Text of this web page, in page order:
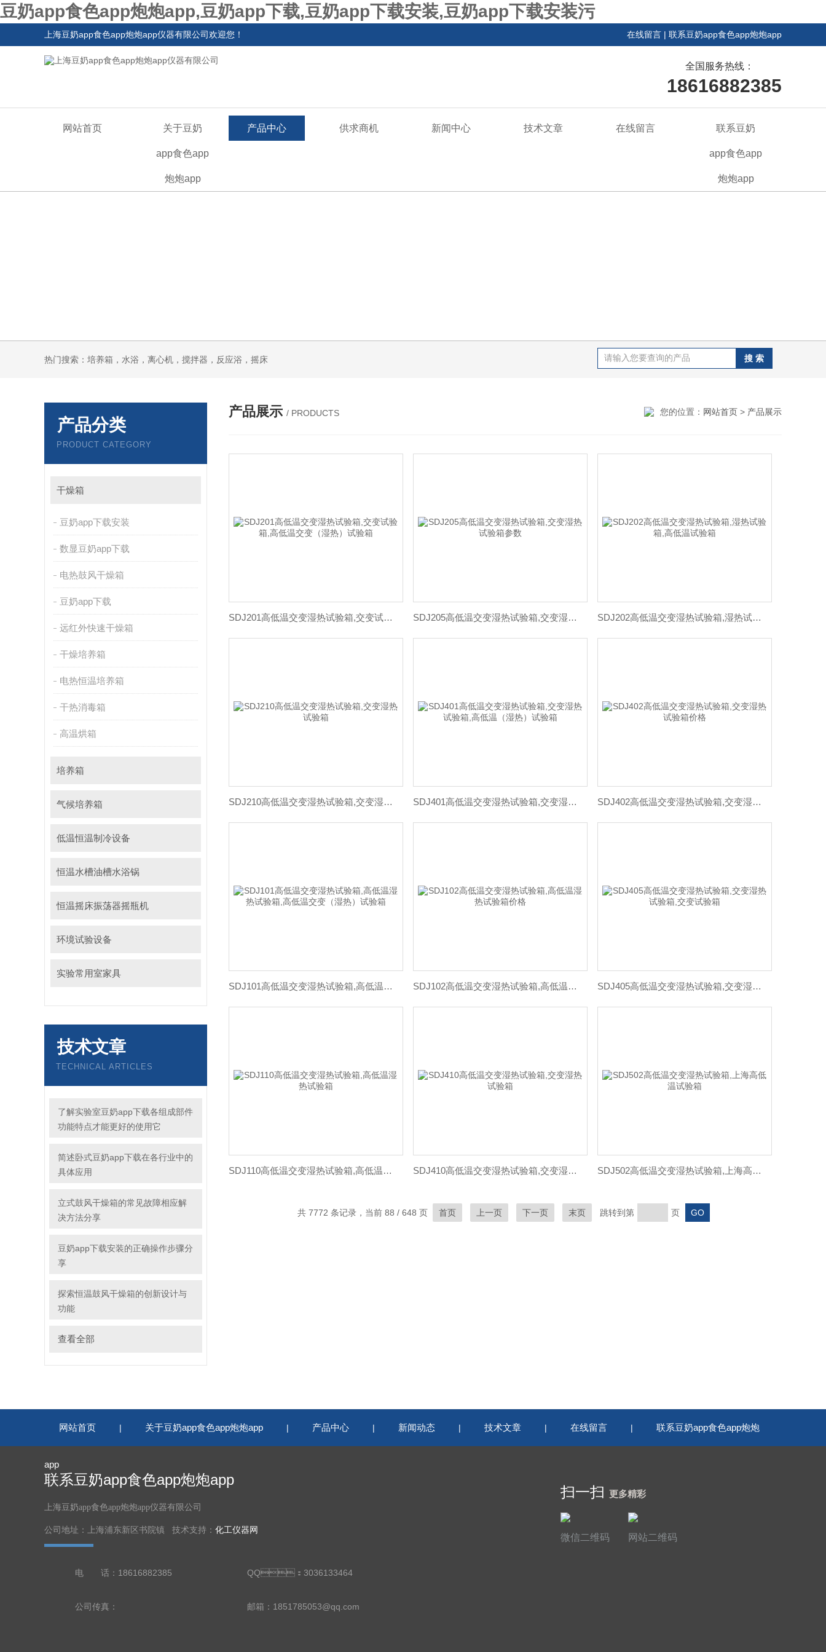
豆奶app食色app炮炮app,豆奶app下载,豆奶app下载安装,豆奶app下载安装污
上海豆奶app食色app炮炮app仪器有限公司欢迎您！ 在线留言 | 联系豆奶app食色app炮炮app
全国服务热线：
18616882385
网站首页 关于豆奶
app食色app
炮炮app
产品中心 供求商机 新闻中心 技术文章 在线留言 联系豆奶
app食色app
炮炮app
热门搜索：培养箱，水浴，离心机，搅拌器，反应浴，摇床
产品分类
PRODUCT CATEGORY
干燥箱
豆奶app下载安装
数显豆奶app下载
电热鼓风干燥箱
豆奶app下载
远红外快速干燥箱
干燥培养箱
电热恒温培养箱
干热消毒箱
高温烘箱
培养箱
气候培养箱
低温恒温制冷设备
恒温水槽油槽水浴锅
恒温摇床振荡器摇瓶机
环境试验设备
实验常用室家具
技术文章
TECHNICAL ARTICLES
了解实验室豆奶app下载各组成部件
功能特点才能更好的使用它
简述卧式豆奶app下载在各行业中的
具体应用
立式鼓风干燥箱的常见故障相应解
决方法分享
豆奶app下载安装的正确操作步骤分
享
探索恒温鼓风干燥箱的创新设计与
功能
查看全部
产品展示 / PRODUCTS 您的位置： 网站首页 > 产品展示
SDJ201高低温交变湿热试验箱,交变试验箱,高低温交变（湿热）试验箱 SDJ205高低温交变湿热试验箱,交变湿热试验箱参数 SDJ202高低温交变湿热试验箱,湿热试验箱,高低温试验箱
SDJ210高低温交变湿热试验箱,交变湿热试验箱 SDJ401高低温交变湿热试验箱,交变湿热试验箱,高低温（湿热）试验箱 SDJ402高低温交变湿热试验箱,交变湿热试验箱价格
SDJ101高低温交变湿热试验箱,高低温湿热试验箱,高低温交变（湿热）试验箱 SDJ102高低温交变湿热试验箱,高低温湿热试验箱价格 SDJ405高低温交变湿热试验箱,交变湿热试验箱,交变试验箱
SDJ110高低温交变湿热试验箱,高低温湿热试验箱 SDJ410高低温交变湿热试验箱,交变湿热试验箱 SDJ502高低温交变湿热试验箱,上海高低温试验箱
共 7772 条记录，当前 88 / 648 页 首页 上一页 下一页 末页 跳转到第 页
网站首页 | 关于豆奶app食色app炮炮app | 产品中心 | 新闻动态 | 技术文章 | 在线留言 | 联系豆奶app食色app炮炮
app
联系豆奶app食色app炮炮app
上海豆奶app食色app炮炮app仪器有限公司
公司地址：上海浦东新区书院镇 技术支持： 化工仪器网
电 话：18616882385 QQ：3036133464
公司传真： 邮箱：1851785053@qq.com
扫一扫 更多精彩
微信二维码 网站二维码